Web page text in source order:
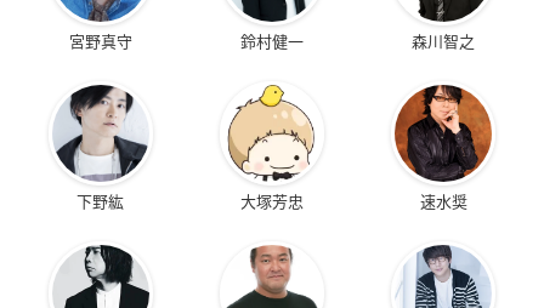
宮野真守 鈴村健一 森川智之
下野紘 大塚芳忠 速水奨